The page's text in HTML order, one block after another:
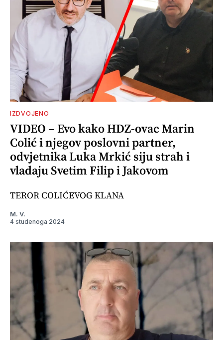
IZDVOJENO
VIDEO – Evo kako HDZ-ovac Marin
Colić i njegov poslovni partner,
odvjetnika Luka Mrkić siju strah i
vladaju Svetim Filip i Jakovom
TEROR COLIĆEVOG KLANA
M. V.
4 studenoga 2024